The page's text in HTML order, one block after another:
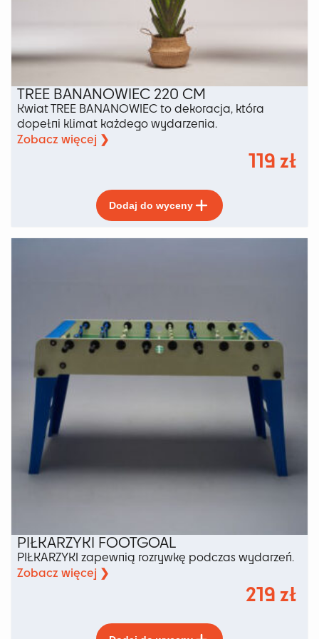
TREE BANANOWIEC 220 CM
Kwiat TREE BANANOWIEC to dekoracja, która
dopełni klimat każdego wydarzenia.
Zobacz więcej ❯
119 zł
Dodaj do wyceny
produkt
ma
wiele
stronie
produktu
PIŁKARZYKI FOOTGOAL
PIŁKARZYKI zapewnią rozrywkę podczas wydarzeń.
Zobacz więcej ❯
219 zł